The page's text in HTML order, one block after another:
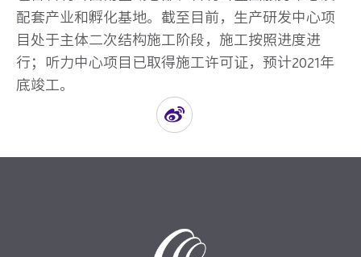
配套产业和孵化基地。截至目前，生产研发中心项
目处于主体二次结构施工阶段，施工按照进度进
行；听力中心项目已取得施工许可证，预计2021年
底竣工。